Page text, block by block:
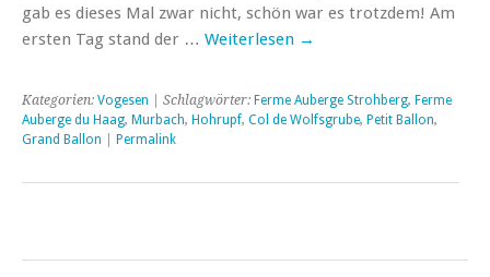
gab es dieses Mal zwar nicht, schön war es trotzdem! Am
ersten Tag stand der … Weiterlesen →
Kategorien: Vogesen | Schlagwörter: Ferme Auberge Strohberg, Ferme
Auberge du Haag, Murbach, Hohrupf, Col de Wolfsgrube, Petit Ballon,
Grand Ballon
Permalink